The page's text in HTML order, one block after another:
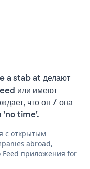
a stab at делают
или имеют
что он / она
'no time'.
с открытым
abroad,
Feed приложения for